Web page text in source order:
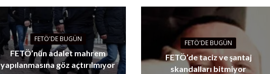
FETÖ'DE BUGÜN
FETÖ’nün adalet mahrem
yapılanmasına göz açtırılmıyor
FETÖ'DE BUGÜN
FETÖ’de taciz ve şantaj
skandalları bitmiyor